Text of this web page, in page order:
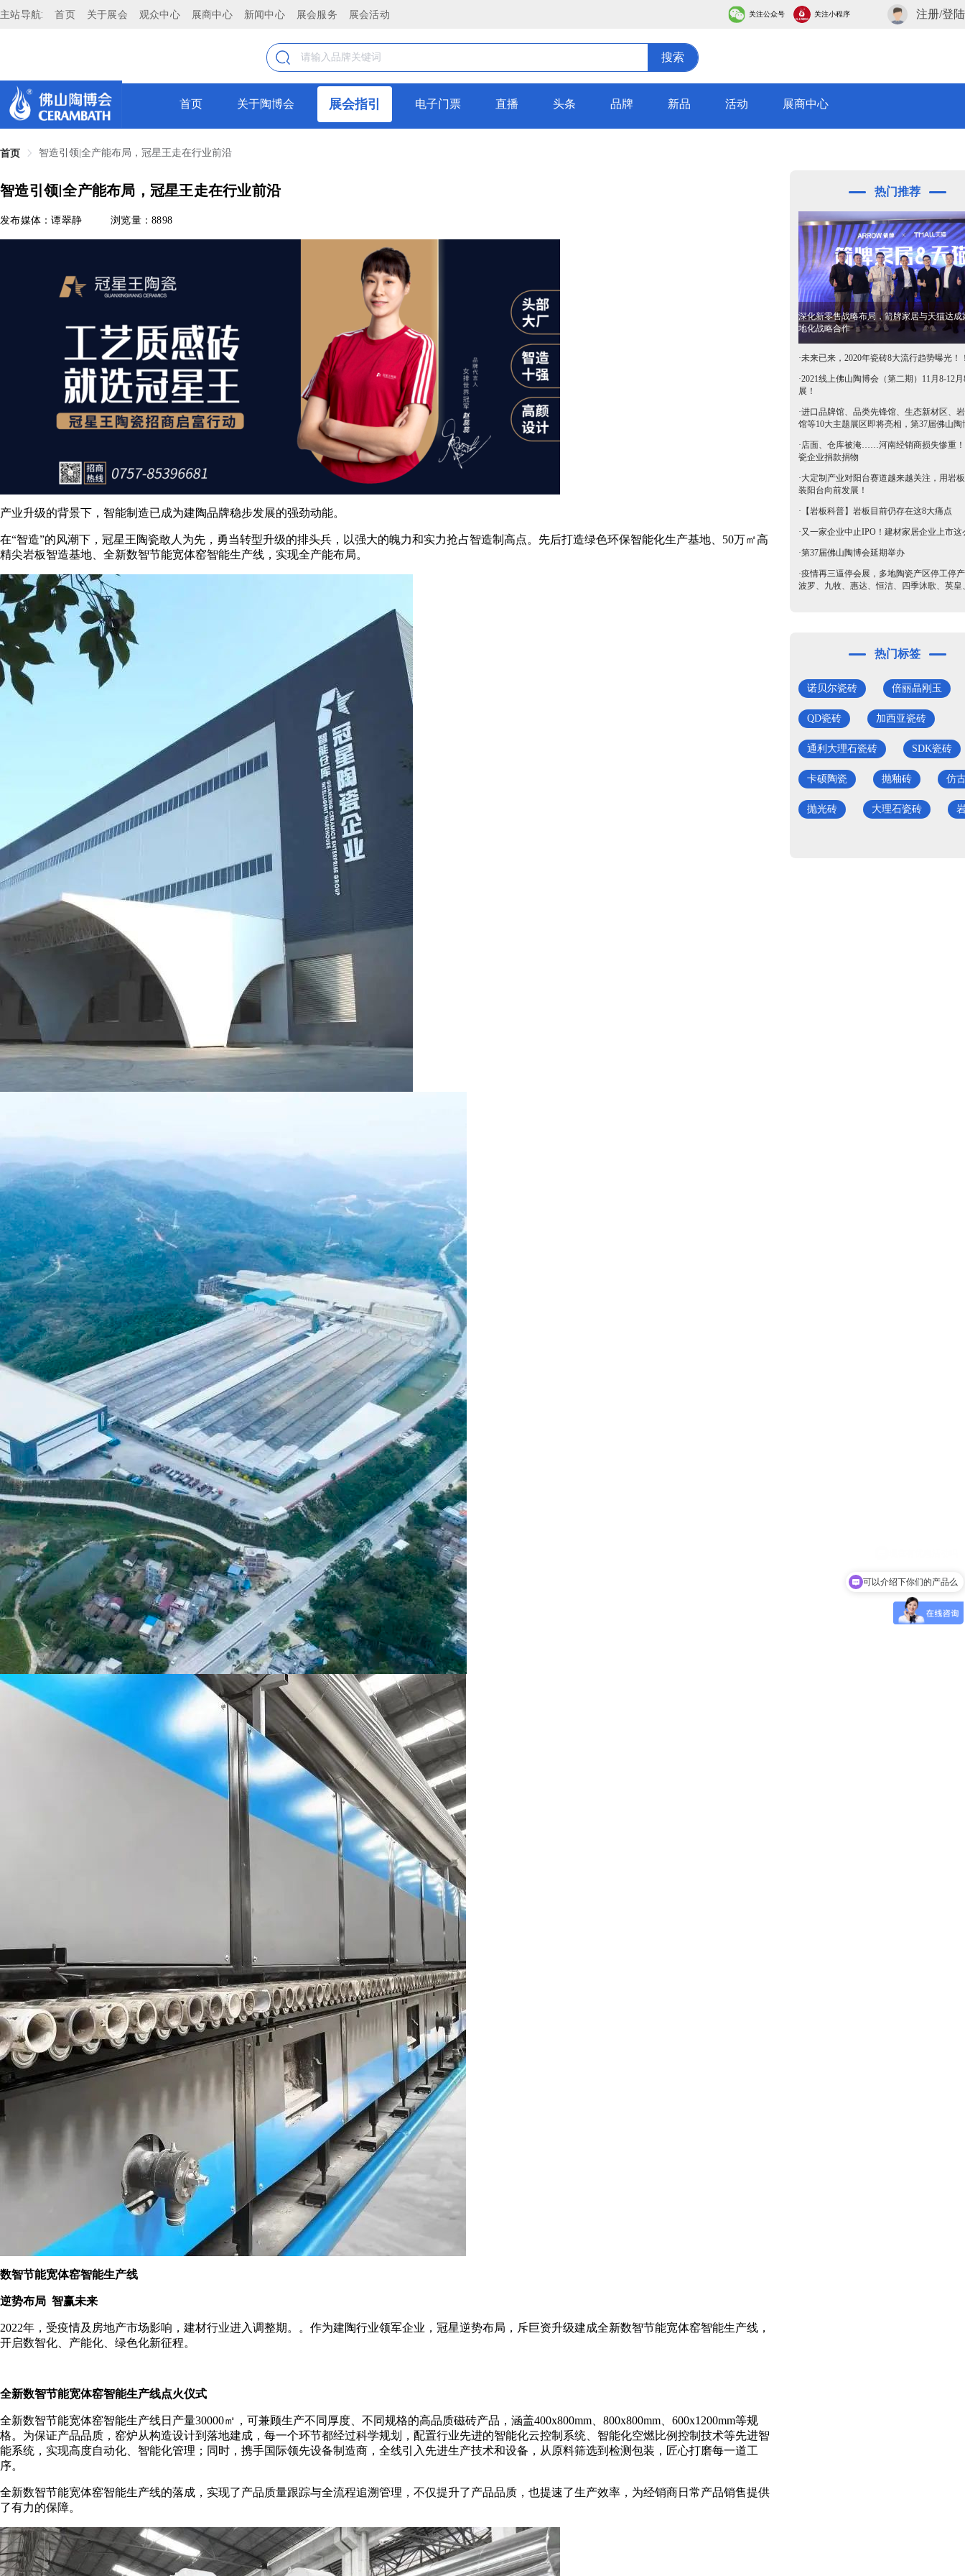
主站导航: 首页 关于展会 观众中心 展商中心 新闻中心 展会服务 展会活动 关注公众号 关注小程序 注册/登陆
搜索
首页 关于陶博会 展会指引 电子门票 直播 头条 品牌 新品 活动 展商中心
首页 智造引领|全产能布局，冠星王走在行业前沿
智造引领|全产能布局，冠星王走在行业前沿
发布媒体：谭翠静 浏览量：8898
产业升级的背景下，智能制造已成为建陶品牌稳步发展的强劲动能。
在“智造”的风潮下，冠星王陶瓷敢人为先，勇当转型升级的排头兵，以强大的魄力和实力抢占智造制高点。先后打造绿色环保智能化生产基地、50万㎡高
精尖岩板智造基地、全新数智节能宽体窑智能生产线，实现全产能布局。
数智节能宽体窑智能生产线
逆势布局 智赢未来
2022年，受疫情及房地产市场影响，建材行业进入调整期。。作为建陶行业领军企业，冠星逆势布局，斥巨资升级建成全新数智节能宽体窑智能生产线，
开启数智化、产能化、绿色化新征程。
全新数智节能宽体窑智能生产线点火仪式
全新数智节能宽体窑智能生产线日产量30000㎡，可兼顾生产不同厚度、不同规格的高品质磁砖产品，涵盖400x800mm、800x800mm、600x1200mm等规
格。为保证产品品质，窑炉从构造设计到落地建成，每一个环节都经过科学规划，配置行业先进的智能化云控制系统、智能化空燃比例控制技术等先进智
能系统，实现高度自动化、智能化管理；同时，携手国际领先设备制造商，全线引入先进生产技术和设备，从原料筛选到检测包装，匠心打磨每一道工
序。
全新数智节能宽体窑智能生产线的落成，实现了产品质量跟踪与全流程追溯管理，不仅提升了产品品质，也提速了生产效率，为经销商日常产品销售提供
了有力的保障。
热门推荐
深化新零售战略布局，箭牌家居与天猫达成
地化战略合作
·未来已来，2020年瓷砖8大流行趋势曝光！
·2021线上佛山陶博会（第二期）11月8-12
展！
·进口品牌馆、品类先锋馆、生态新材区、
馆等10大主题展区即将亮相，第37届佛山陶
·店面、仓库被淹……河南经销商损失惨重
瓷企业捐款捐物
·大定制产业对阳台赛道越来越关注，用岩
装阳台向前发展！
· 【岩板科普】岩板目前仍存在这8大痛点
·又一家企业中止IPO！建材家居企业上市这
·第37届佛山陶博会延期举办
·疫情再三逼停会展，多地陶瓷产区停工停
波罗、九牧、惠达、恒洁、四季沐歌、英皇
热门标签
诺贝尔瓷砖 倍丽晶刚玉
QD瓷砖 加西亚瓷砖
通利大理石瓷砖 SDK瓷砖
卡硕陶瓷 抛釉砖 仿
抛光砖 大理石瓷砖
可以介绍下你们的产品么